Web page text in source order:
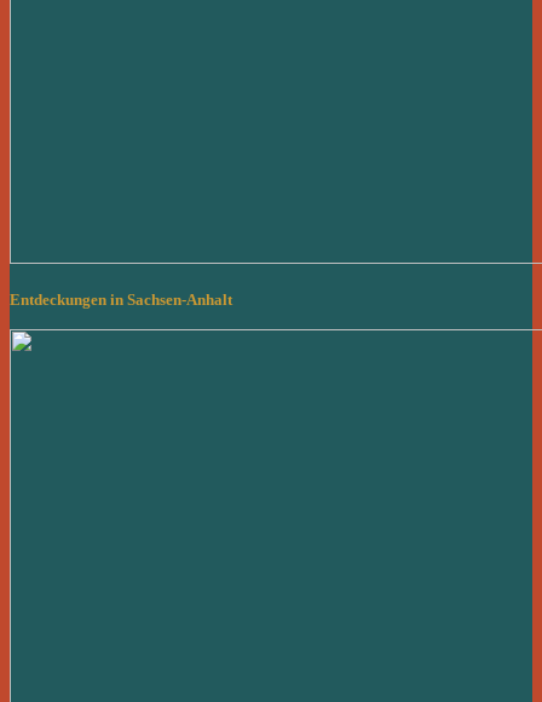
Entdeckungen in Sachsen-Anhalt